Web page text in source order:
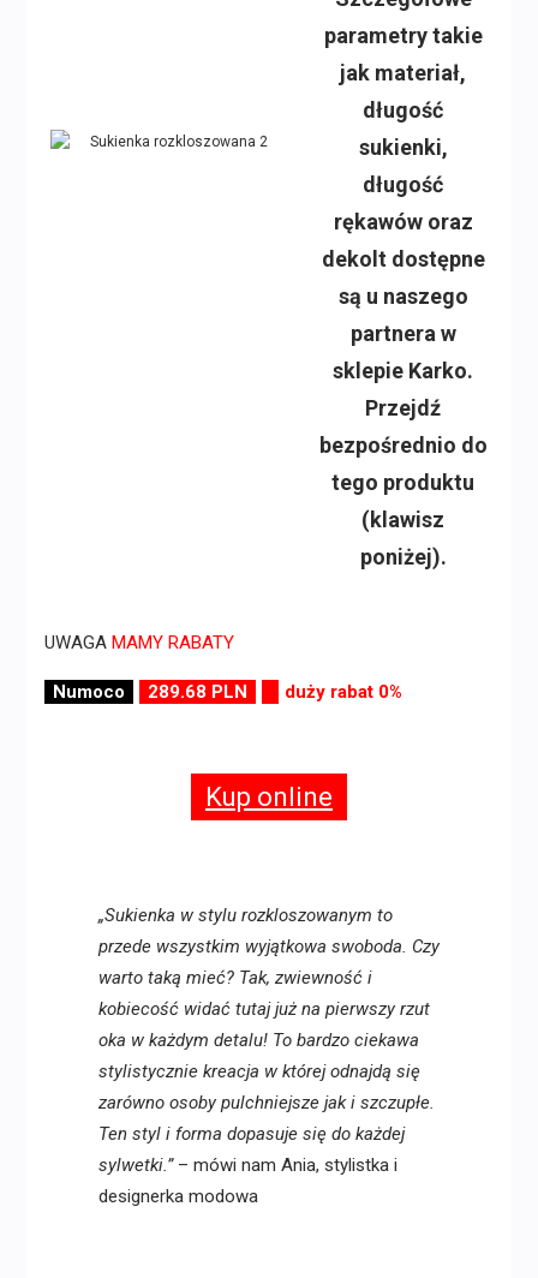
parametry takie
jak materiał,
długość
sukienki,
długość
rękawów oraz
dekolt dostępne
są u naszego
partnera w
sklepie Karko.
Przejdź
bezpośrednio do
tego produktu
(klawisz
poniżej).
UWAGA MAMY RABATY
Numoco 289.68 PLN duży rabat 0%
Kup online
„Sukienka w stylu rozkloszowanym to
przede wszystkim wyjątkowa swoboda. Czy
warto taką mieć? Tak, zwiewność i
kobiecość widać tutaj już na pierwszy rzut
oka w każdym detalu! To bardzo ciekawa
stylistycznie kreacja w której odnajdą się
zarówno osoby pulchniejsze jak i szczupłe.
Ten styl i forma dopasuje się do każdej
sylwetki.”– mówi nam Ania, stylistka i
designerka modowa